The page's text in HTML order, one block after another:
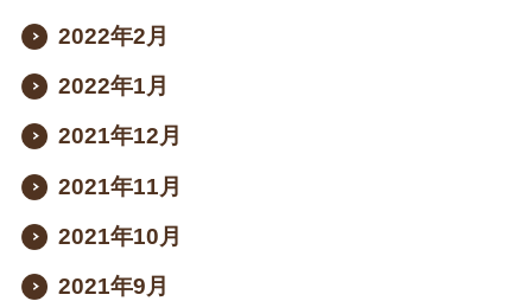
2022年2月
2022年1月
2021年12月
2021年11月
2021年10月
2021年9月